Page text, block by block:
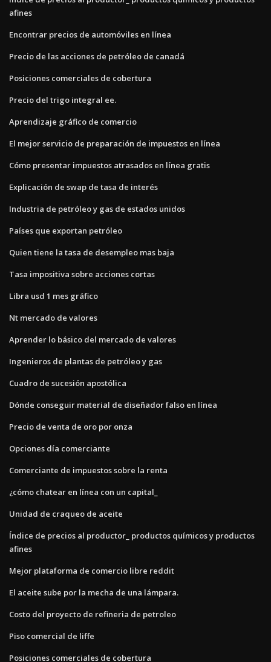
afines
Encontrar precios de automóviles en línea
Precio de las acciones de petróleo de canadá
Posiciones comerciales de cobertura
Precio del trigo integral ee.
Aprendizaje gráfico de comercio
El mejor servicio de preparación de impuestos en línea
Cómo presentar impuestos atrasados ​​en línea gratis
Explicación de swap de tasa de interés
Industria de petróleo y gas de estados unidos
Países que exportan petróleo
Quien tiene la tasa de desempleo mas baja
Tasa impositiva sobre acciones cortas
Libra usd 1 mes gráfico
Nt mercado de valores
Aprender lo básico del mercado de valores
Ingenieros de plantas de petróleo y gas
Cuadro de sucesión apostólica
Dónde conseguir material de diseñador falso en línea
Precio de venta de oro por onza
Opciones día comerciante
Comerciante de impuestos sobre la renta
¿cómo chatear en línea con un capital_
Unidad de craqueo de aceite
Índice de precios al productor_ productos químicos y productos
afines
Mejor plataforma de comercio libre reddit
El aceite sube por la mecha de una lámpara.
Costo del proyecto de refineria de petroleo
Piso comercial de liffe
Posiciones comerciales de cobertura